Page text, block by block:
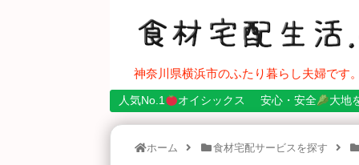
神奈川県横浜市のふたり暮らし夫婦です
人気No.1 オイシックス 安心・安全 大地
ホーム 食材宅配サービスを探す